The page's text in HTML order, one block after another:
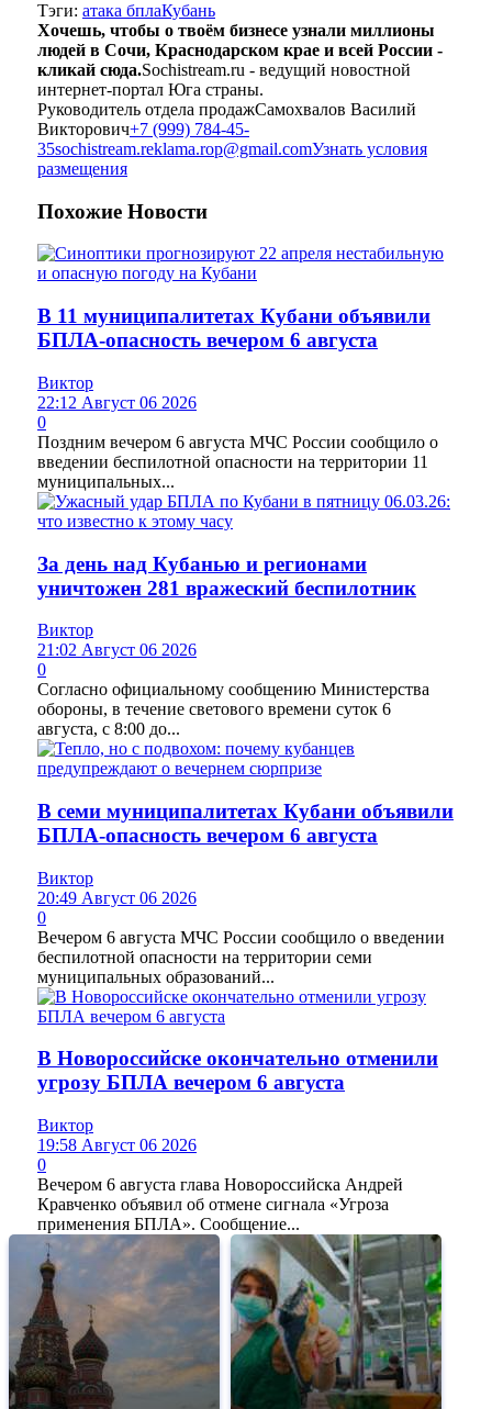
Тэги: атака бплаКубань
Хочешь, чтобы о твоём бизнесе узнали миллионы
людей в Сочи, Краснодарском крае и всей России -
кликай сюда.Sochistream.ru - ведущий новостной
интернет-портал Юга страны.
Руководитель отдела продажСамохвалов Василий
Викторович+7 (999) 784-45-
35sochistream.reklama.rop@gmail.comУзнать условия
размещения
Похожие Новости
В 11 муниципалитетах Кубани объявили
БПЛА-опасность вечером 6 августа
Виктор
22:12 Август 06 2026
0
Поздним вечером 6 августа МЧС России сообщило о
введении беспилотной опасности на территории 11
муниципальных...
За день над Кубанью и регионами
уничтожен 281 вражеский беспилотник
Виктор
21:02 Август 06 2026
0
Согласно официальному сообщению Министерства
обороны, в течение светового времени суток 6
августа, с 8:00 до...
В семи муниципалитетах Кубани объявили
БПЛА-опасность вечером 6 августа
Виктор
20:49 Август 06 2026
0
Вечером 6 августа МЧС России сообщило о введении
беспилотной опасности на территории семи
муниципальных образований...
В Новороссийске окончательно отменили
угрозу БПЛА вечером 6 августа
Виктор
19:58 Август 06 2026
0
Вечером 6 августа глава Новороссийска Андрей
Кравченко объявил об отмене сигнала «Угроза
применения БПЛА». Сообщение...